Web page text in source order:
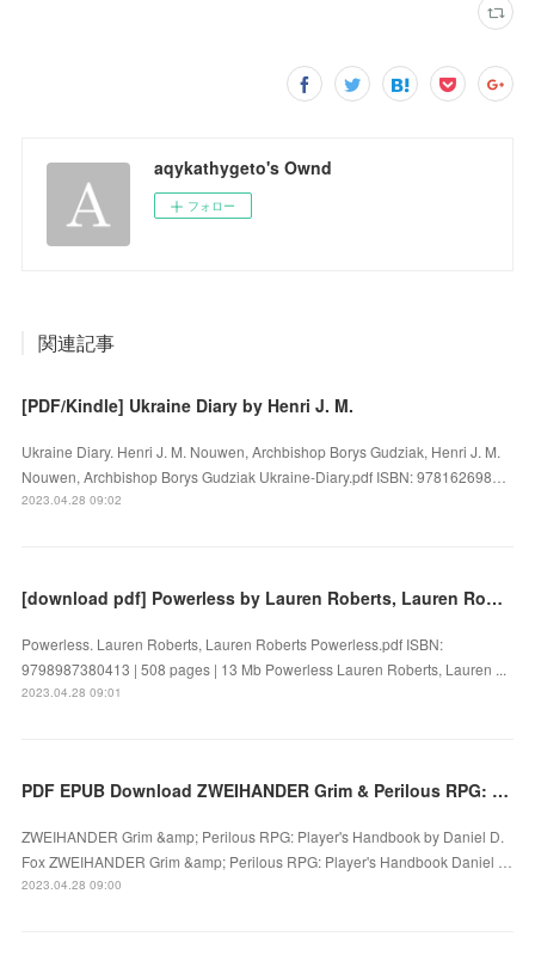
aqykathygeto's Ownd
フォロー
関連記事
[PDF/Kindle] Ukraine Diary by Henri J. M.
Ukraine Diary. Henri J. M. Nouwen, Archbishop Borys Gudziak, Henri J. M.
Nouwen, Archbishop Borys Gudziak Ukraine-Diary.pdf ISBN: 978162698…
2023.04.28 09:02
[download pdf] Powerless by Lauren Roberts, Lauren Roberts
Powerless. Lauren Roberts, Lauren Roberts Powerless.pdf ISBN:
9798987380413 | 508 pages | 13 Mb Powerless Lauren Roberts, Lauren ...
2023.04.28 09:01
PDF EPUB Download ZWEIHANDER Grim & Perilous RPG: Player's Handbook by Daniel D. Fox Full Book
ZWEIHANDER Grim &amp; Perilous RPG: Player's Handbook by Daniel D.
Fox ZWEIHANDER Grim &amp; Perilous RPG: Player's Handbook Daniel …
2023.04.28 09:00